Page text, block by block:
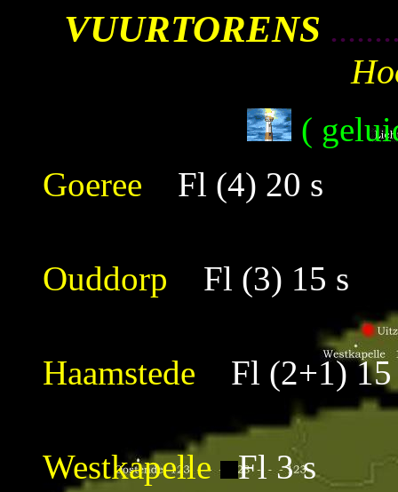
VUURTORENS
(
Goeree
Fl (4) 20 s
Ouddorp Fl (3) 15 s
Haamstede Fl (2+1) 15
Westkapelle Fl 3 s